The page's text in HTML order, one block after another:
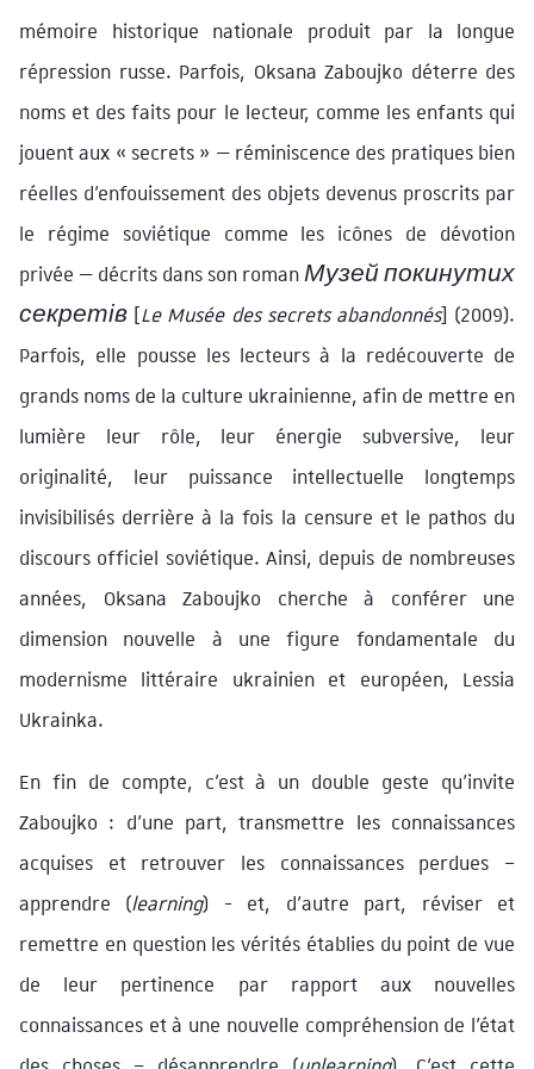
mémoire historique nationale produit par la longue
répression russe. Parfois, Oksana Zaboujko déterre des
noms et des faits pour le lecteur, comme les enfants qui
jouent aux « secrets » — réminiscence des pratiques bien
réelles d’enfouissement des objets devenus proscrits par
le régime soviétique comme les icônes de dévotion
privée — décrits dans son roman Музей покинутих
секретів [Le Musée des secrets abandonnés] (2009).
Parfois, elle pousse les lecteurs à la redécouverte de
grands noms de la culture ukrainienne, afin de mettre en
lumière leur rôle, leur énergie subversive, leur
originalité, leur puissance intellectuelle longtemps
invisibilisés derrière à la fois la censure et le pathos du
discours officiel soviétique. Ainsi, depuis de nombreuses
années, Oksana Zaboujko cherche à conférer une
dimension nouvelle à une figure fondamentale du
modernisme littéraire ukrainien et européen, Lessia
Ukrainka.
En fin de compte, c’est à un double geste qu’invite
Zaboujko : d’une part, transmettre les connaissances
acquises et retrouver les connaissances perdues –
apprendre (learning) - et, d’autre part, réviser et
remettre en question les vérités établies du point de vue
de leur pertinence par rapport aux nouvelles
connaissances et à une nouvelle compréhension de l’état